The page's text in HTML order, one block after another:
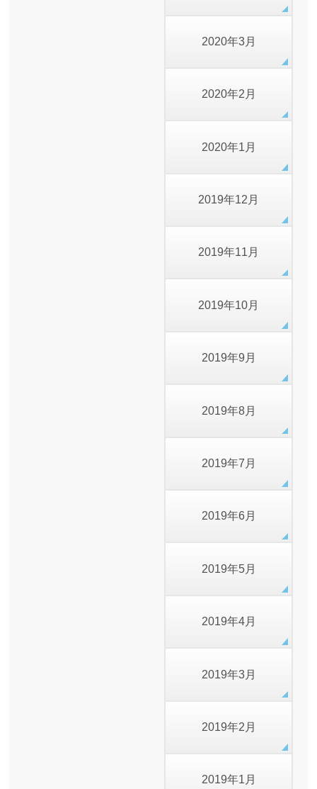
2020年3月
2020年2月
2020年1月
2019年12月
2019年11月
2019年10月
2019年9月
2019年8月
2019年7月
2019年6月
2019年5月
2019年4月
2019年3月
2019年2月
2019年1月